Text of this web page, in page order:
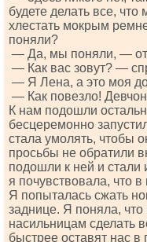
будете делать все,
хлестать мокрым
поняли?
— Да, мы поняли, —
— Как вас зовут? —
— Я Лена, а это моя
— Как повезло!
К нам подошли
бесцеремонно
стала умолять, чтобы
просьбы не обратили
подошли к ней и стали
я почувствовала, что
Я попыталась сжать
заднице. Я поняла, что
насильницам сделать
быстрее оставят нас